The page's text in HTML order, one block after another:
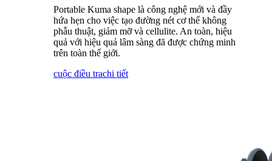
Portable Kuma shape là công nghệ mới và đầy
hứa hẹn cho việc tạo đường nét cơ thể không
phẫu thuật, giảm mỡ và cellulite. An toàn, hiệu
quả với hiệu quả lâm sàng đã được chứng minh
trên toàn thế giới.
cuộc điều trachi tiết